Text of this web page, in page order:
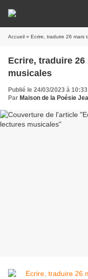
Accueil » Ecrire, traduire 26 mars
Ecrire, traduire 26 mars table ronde et lectures
musicales
Publié le 24/03/2023 à 10:33
Par Maison de la Poésie